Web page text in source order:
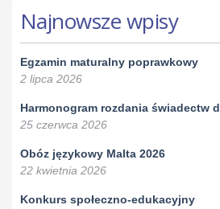
Najnowsze wpisy
Egzamin maturalny poprawkowy
2 lipca 2026
Harmonogram rozdania świadectw
25 czerwca 2026
Obóz językowy Malta 2026
22 kwietnia 2026
Konkurs społeczno-edukacyjny